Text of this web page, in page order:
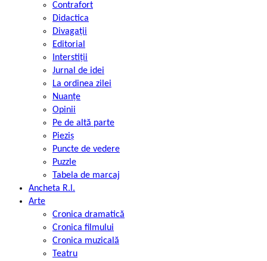
Contrafort
Didactica
Divagații
Editorial
Interstiții
Jurnal de idei
La ordinea zilei
Nuanțe
Opinii
Pe de altă parte
Pieziș
Puncte de vedere
Puzzle
Tabela de marcaj
Ancheta R.l.
Arte
Cronica dramatică
Cronica filmului
Cronica muzicală
Teatru